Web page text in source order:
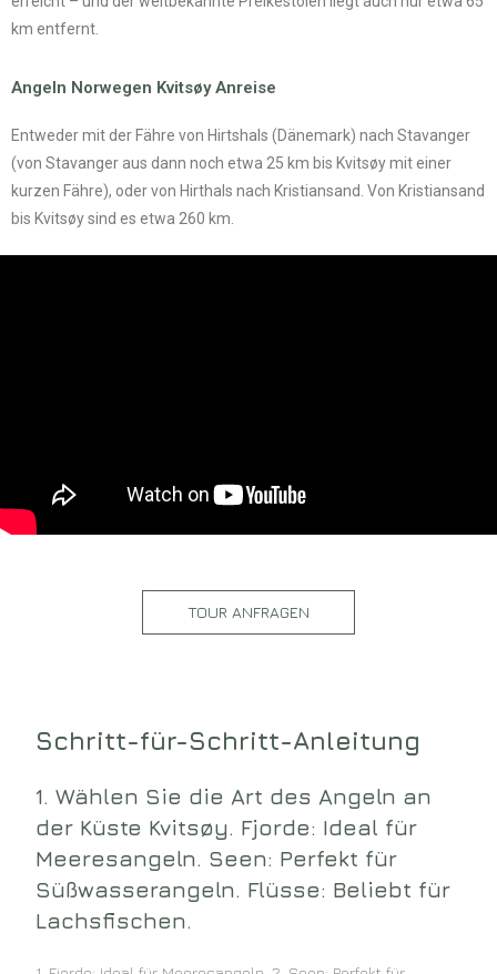
km entfernt.
Angeln Norwegen Kvitsøy Anreise
Entweder mit der Fähre von Hirtshals (Dänemark) nach Stavanger
(von Stavanger aus dann noch etwa 25 km bis Kvitsøy mit einer
kurzen Fähre), oder von Hirthals nach Kristiansand. Von Kristiansand
bis Kvitsøy sind es etwa 260 km.
TOUR ANFRAGEN
Schritt-für-Schritt-Anleitung
1. Wählen Sie die Art des Angeln an
der Küste Kvitsøy. Fjorde: Ideal für
Meeresangeln. Seen: Perfekt für
Süßwasserangeln. Flüsse: Beliebt für
Lachsfischen.